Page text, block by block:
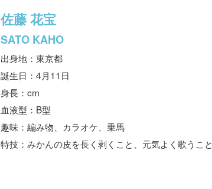
佐藤 花宝
SATO KAHO
出身地：東京都
誕生日：4月11日
身長：cm
血液型：B型
趣味：編み物、カラオケ、乗馬
特技：みかんの皮を長く剥くこと、元気よく歌うこと